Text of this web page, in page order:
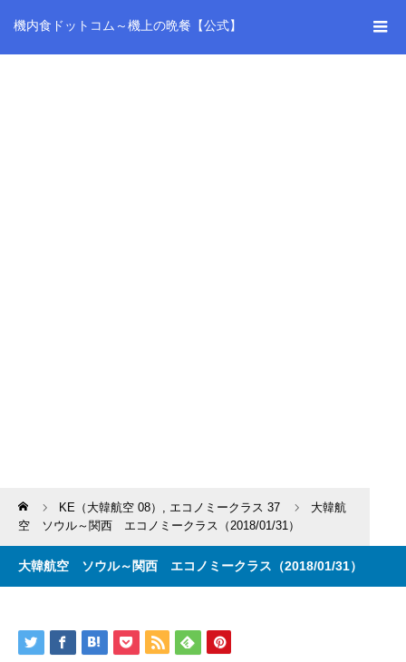
機内食ドットコム～機上の晩餐【公式】
Home KE（大韓航空 08） , エコノミークラス 37
大韓航
空 ソウル～関西 エコノミークラス（2018/01/31）
大韓航空 ソウル～関西 エコノミークラス（2018/01/31）